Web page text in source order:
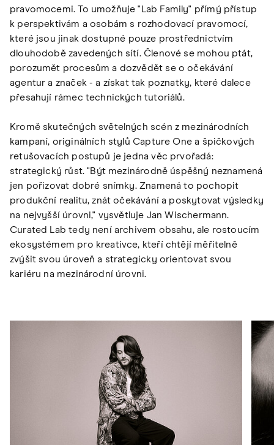
pravomocemi. To umožňuje "Lab Family" přímý přístup
k perspektivám a osobám s rozhodovací pravomocí,
které jsou jinak dostupné pouze prostřednictvím
dlouhodobě zavedených sítí. Členové se mohou ptát,
porozumět procesům a dozvědět se o očekávání
agentur a značek - a získat tak poznatky, které dalece
přesahují rámec technických tutoriálů.
Kromě skutečných světelných scén z mezinárodních
kampaní, originálních stylů Capture One a špičkových
retušovacích postupů je jedna věc prvořadá:
strategický růst. "Být mezinárodně úspěšný neznamená
jen pořizovat dobré snímky. Znamená to pochopit
produkční realitu, znát očekávání a poskytovat výsledky
na nejvyšší úrovni," vysvětluje Jan Wischermann.
Curated Lab tedy není archivem obsahu, ale rostoucím
ekosystémem pro kreativce, kteří chtějí měřitelně
zvýšit svou úroveň a strategicky orientovat svou
kariéru na mezinárodní úrovni.